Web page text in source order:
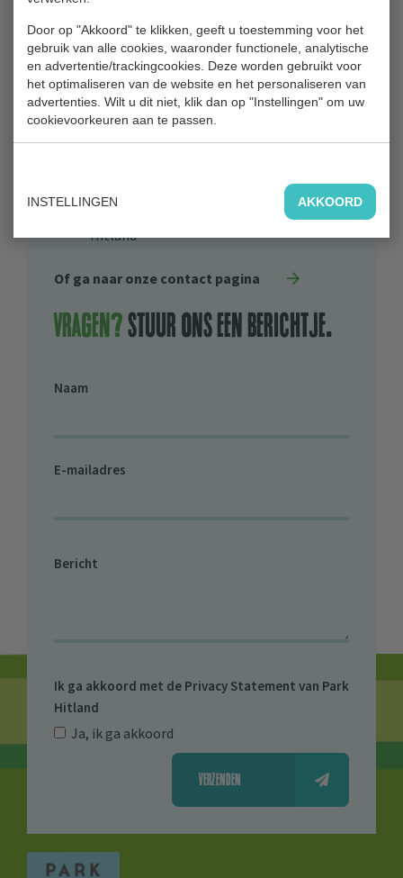
Door op "Akkoord" te klikken, geeft u toestemming voor het
gebruik van alle cookies, waaronder functionele, analytische
en advertentie/trackingcookies. Deze worden gebruikt voor
het optimaliseren van de website en het personaliseren van
advertenties. Wilt u dit niet, klik dan op "Instellingen" om uw
cookievoorkeuren aan te passen.
INSTELLINGEN AKKOORD
Park Hitland
Blaardorpseweg 1
2911 BC Nieuwerkerk aan den IJssel
Algemeen Bestuur Recreatieschap
Hitland
Of ga naar onze contact pagina
Vragen?stuur ons een berichtje.
Naam
E-mailadres
Bericht
Ik ga akkoord met de Privacy Statement van Park
Hitland
Ja, ik ga akkoord
VERZENDEN